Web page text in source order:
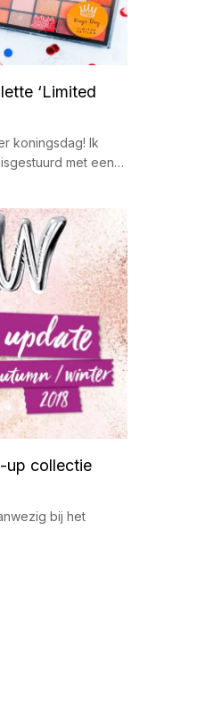
‘Limited
koningsdag! Ik
met een…
up collectie
bij het